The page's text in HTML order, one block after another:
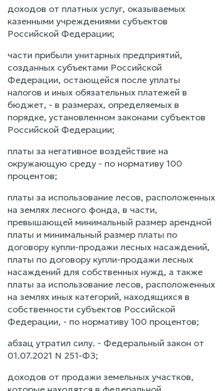
доходов от платных услуг, оказываемых
казенными учреждениями субъектов
Российской Федерации;
части прибыли унитарных предприятий,
созданных субъектами Российской
Федерации, остающейся после уплаты
налогов и иных обязательных платежей в
бюджет, - в размерах, определяемых в
порядке, установленном законами субъектов
Российской Федерации;
платы за негативное воздействие на
окружающую среду - по нормативу 100
процентов;
платы за использование лесов, расположенных
на землях лесного фонда, в части,
превышающей минимальный размер арендной
платы и минимальный размер платы по
договору купли-продажи лесных насаждений,
платы по договору купли-продажи лесных
насаждений для собственных нужд, а также
платы за использование лесов, расположенных
на землях иных категорий, находящихся в
собственности субъектов Российской
Федерации, - по нормативу 100 процентов;
абзац утратил силу. - Федеральный закон от
01.07.2021 N 251-ФЗ;
доходов от продажи земельных участков,